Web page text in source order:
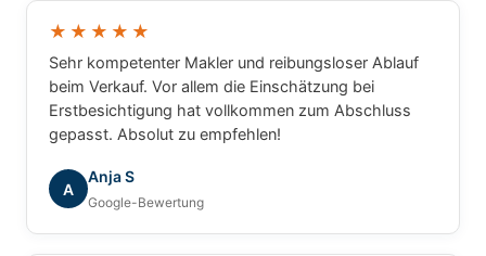
★★★★★
Sehr kompetenter Makler und reibungsloser Ablauf
beim Verkauf. Vor allem die Einschätzung bei
Erstbesichtigung hat vollkommen zum Abschluss
gepasst. Absolut zu empfehlen!
A
Anja S
Google-Bewertung